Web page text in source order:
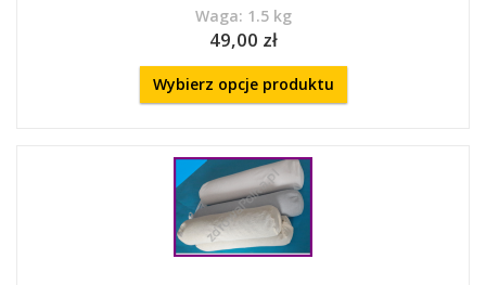
Waga: 1.5 kg
49,00 zł
Wybierz opcje produktu